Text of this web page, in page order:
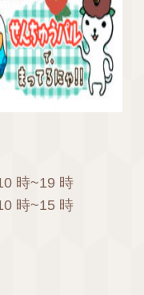
時~19 時
時~15 時